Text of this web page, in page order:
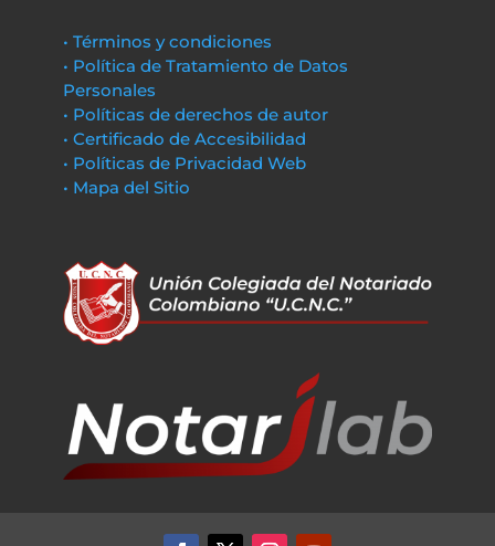
• Términos y condiciones
• Política de Tratamiento de Datos
Personales
• Políticas de derechos de autor
• Certificado de Accesibilidad
• Políticas de Privacidad Web
• Mapa del Sitio